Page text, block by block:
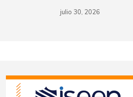
julio 30, 2026